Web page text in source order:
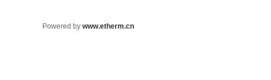
Powered by www.etherm.cn